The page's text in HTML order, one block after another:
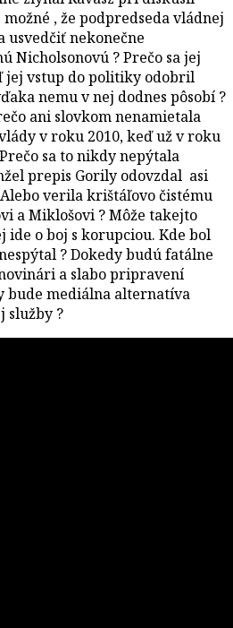
, že podpredseda vládnej
nekonečne
Nicholsonovú ? Prečo sa jej
jej vstup do politiky odobril
nemu v nej dodnes pôsobí ?
ani slovkom nenamietala
v roku 2010, keď už v roku
sa to nikdy nepýtala
prepis Gorily odovzdal asi
verila krištáľovo čistému
a Miklošovi ? Môže takejto
ide o boj s korupciou. Kde bol
? Dokedy budú fatálne
a slabo pripravení
bude mediálna alternatíva
služby ?